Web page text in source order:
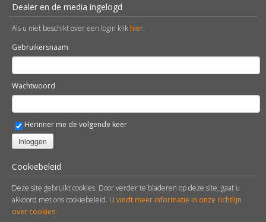
Dealer en de media ingelogd
Als u niet beschikt over een login klik hier.
Gebruikersnaam
Wachtwoord
Herinner me de volgende keer
Inloggen
Cookiebeleid
Deze site gebruikt cookies. Door verder te bladeren op deze site, gaat u
akkoord met ons cookiebeleid. U vindt meer informatie in onze richtlijn
over cookies.